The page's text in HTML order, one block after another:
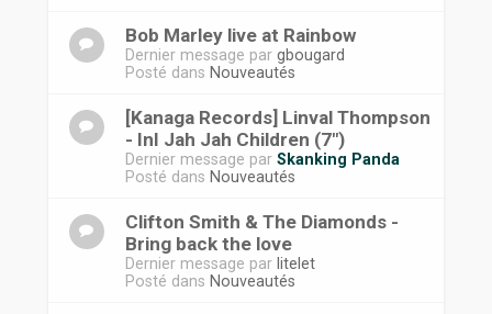
Bob Marley live at Rainbow
Dernier message par gbougard
Posté dans Nouveautés
[Kanaga Records] Linval Thompson
- InI Jah Jah Children (7")
Dernier message par Skanking Panda
Posté dans Nouveautés
Clifton Smith & The Diamonds -
Bring back the love
Dernier message par litelet
Posté dans Nouveautés